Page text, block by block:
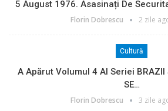
5 August 1976. Asasinați De
Florin Dobrescu 2 zile
Cultură
A Apărut Volumul 4 Al Seriei BRAZII
SE…
Florin Dobrescu 3 zile